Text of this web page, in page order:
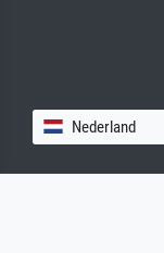
Nederland